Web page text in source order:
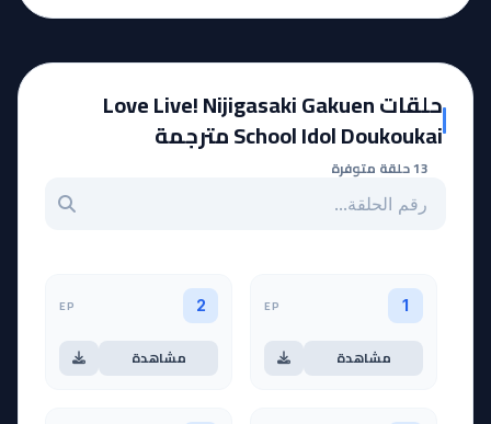
حلقات Love Live! Nijigasaki Gakuen
School Idol Doukoukai مترجمة
13 حلقة متوفرة
بحث عن حلقة بالرقم
1
EP
مشاهدة
2
EP
مشاهدة